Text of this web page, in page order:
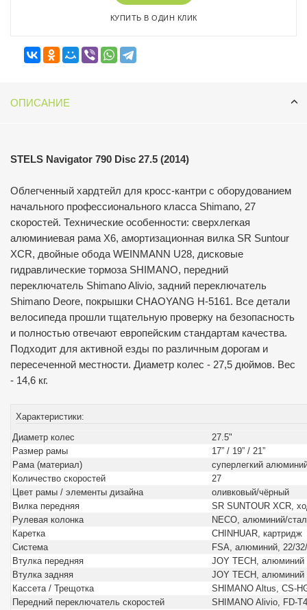
КУПИТЬ В ОДИН КЛИК
ОПИСАНИЕ
STELS Navigator 790 Disc 27.5 (2014)
Облегченный хардтейл для кросс-кантри с оборудованием
начального профессионального класса Shimano, 27
скоростей. Технические особенности: сверхлегкая
алюминиевая рама X6, амортизационная вилка SR Suntour
XCR, двойные обода WEINMANN U28, дисковые
гидравлические тормоза SHIMANO, передний
переключатель Shimano Alivio, задний переключатель
Shimano Deore, покрышки CHAOYANG H-5161. Все детали
велосипеда прошли тщательную проверку на безопасность
и полностью отвечают европейским стандартам качества.
Подходит для активной езды по различным дорогам и
пересеченной местности. Диаметр колес - 27,5 дюймов. Вес
- 14,6 кг.
Характеристики:
Диаметр колес
27.5"
Размер рамы
17” / 19” / 21”
Рама (материал)
суперлегкий
Количество скоростей
27
Цвет рамы / элементы дизайна
оливковый/чёрный
Вилка передняя
SR SUNTOUR XCR,
Рулевая колонка
NECO, алюминий/
Каретка
CHINHUAR, картридж
Система
FSA, алюминий, 22/
Втулка передняя
JOY TECH, алюминий
Втулка задняя
JOY TECH, алюминий
Кассета / Трещотка
SHIMANO Altus, CS-
Передний переключатель скоростей
SHIMANO Alivio, FD-